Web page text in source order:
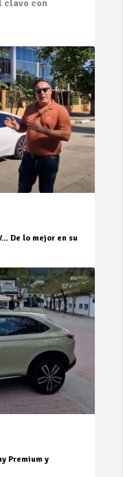
clavo con
De lo mejor en su
Premium y